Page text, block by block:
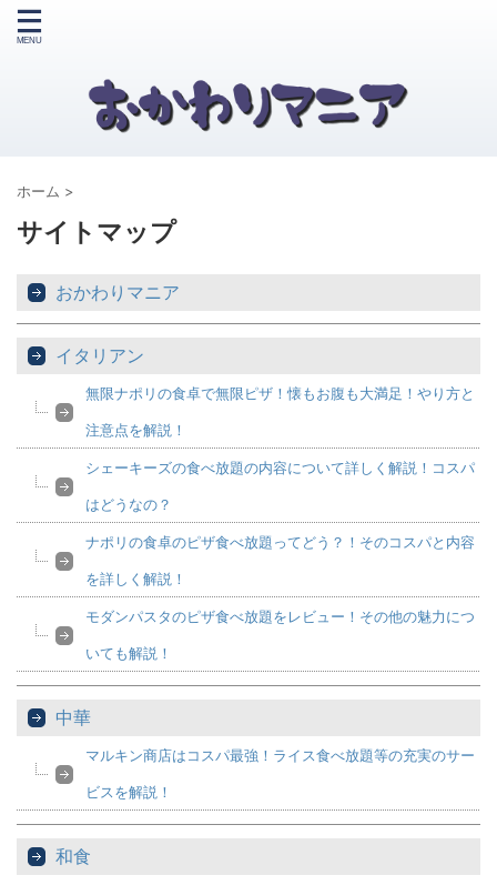
ホーム >
サイトマップ
おかわりマニア
イタリアン
無限ナポリの食卓で無限ピザ！懐もお腹も大満足！やり方と
注意点を解説！
シェーキーズの食べ放題の内容について詳しく解説！コスパ
はどうなの？
ナポリの食卓のピザ食べ放題ってどう？！そのコスパと内容
を詳しく解説！
モダンパスタのピザ食べ放題をレビュー！その他の魅力につ
いても解説！
中華
マルキン商店はコスパ最強！ライス食べ放題等の充実のサー
ビスを解説！
和食